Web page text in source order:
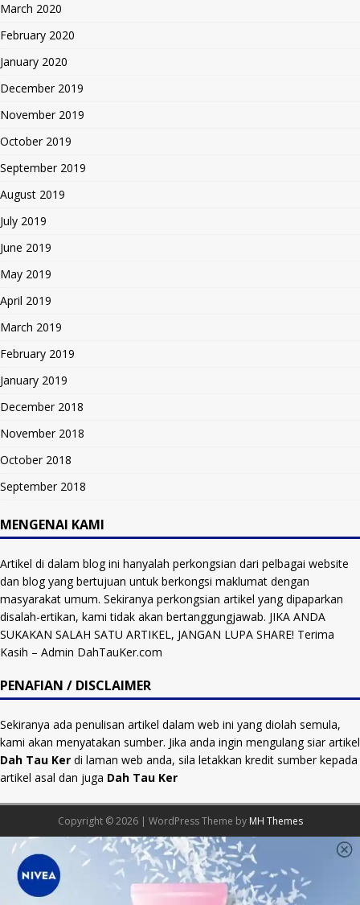
March 2020
February 2020
January 2020
December 2019
November 2019
October 2019
September 2019
August 2019
July 2019
June 2019
May 2019
April 2019
March 2019
February 2019
January 2019
December 2018
November 2018
October 2018
September 2018
MENGENAI KAMI
Artikel di dalam blog ini hanyalah perkongsian dari pelbagai website
dan blog yang bertujuan untuk berkongsi maklumat dengan
masyarakat umum. Sekiranya perkongsian artikel yang dipaparkan
disalah-ertikan, kami tidak akan bertanggungjawab. JIKA ANDA
SUKAKAN SALAH SATU ARTIKEL, JANGAN LUPA SHARE! Terima
Kasih – Admin DahTauKer.com
PENAFIAN / DISCLAIMER
Sekiranya ada penulisan artikel dalam web ini yang diolah semula,
kami akan menyatakan sumber. Jika anda ingin mengulang siar artikel
Dah Tau Ker di laman web anda, sila letakkan kredit sumber kepada
artikel asal dan juga Dah Tau Ker
Copyright © 2026 | WordPress Theme by MH Themes